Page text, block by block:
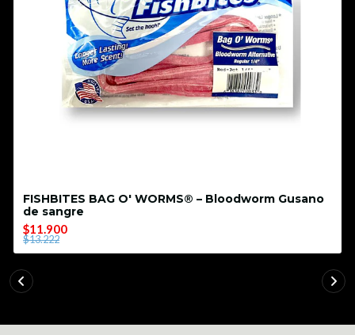
FISHBITES BAG O' WORMS® – Bloodworm Gusano
de sangre
$11.900
$13.222